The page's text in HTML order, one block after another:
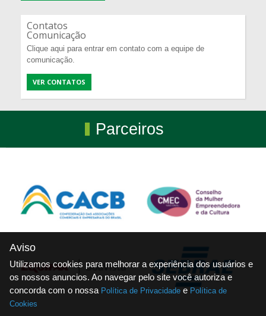
Contatos
Comunicação
Clique aqui para entrar em contato com a equipe de
comunicação.
VER CONTATOS
Parceiros
Aviso
Utilizamos cookies para melhorar a experiência dos usuários e
os nossos anuncios. Ao navegar pelo site você autoriza e
concorda com o nossa Política de Privacidade e Política de
Cookies